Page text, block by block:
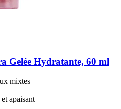
Gelée Hydratante, 60 ml
mixtes
apaisant